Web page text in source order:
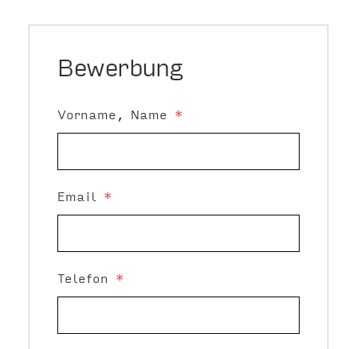
Bewerbung
Vorname, Name *
Email *
Telefon *